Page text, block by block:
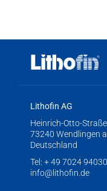
Lithofin AG
Heinrich-Otto-
73240 Wendlingen
Deutschland
Tel: + 49 7024 94030
info@lithofin.de